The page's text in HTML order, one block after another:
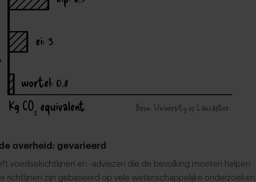
overheid: gevarieerd
voedselrichtlijnen en -adviezen die de bevolking moeten helpen
richtlijnen zijn gebaseerd op vele wetenschappelijke onderzoeken